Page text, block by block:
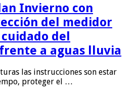
Invierno con
del medidor
del
a aguas lluvia
las instrucciones son estar
proteger el …